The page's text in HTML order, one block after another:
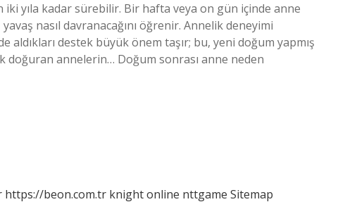
iki yıla kadar sürebilir. Bir hafta veya on gün içinde anne
nasıl davranacağını öğrenir. Annelik deneyimi
aldıkları destek büyük önem taşır; bu, yeni doğum yapmış
doğuran annelerin… Doğum sonrası anne neden
https://beon.com.tr knight online nttgame Sitemap